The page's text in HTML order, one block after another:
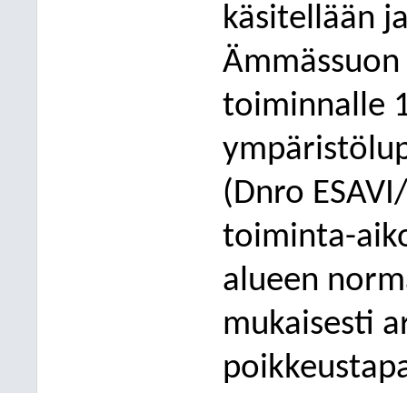
käsitellään
toiminnalle
ympärist
(Dnro
toiminta-
alueen
mukaisesti